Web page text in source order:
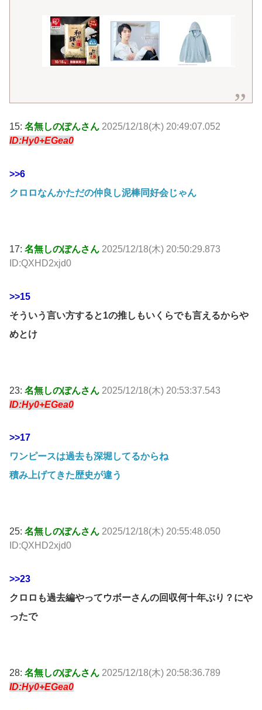
15: 名無しのぽんさん 2025/12/18(木) 20:49:07.052
ID:Hy0+EGea0
>>6
クロロなんかただの仲良し泥棒同好会じゃん
17: 名無しのぽんさん 2025/12/18(木) 20:50:29.873
ID:QXHD2xjd0
>>15
そういう言い方すると1の推しもいくらでも言えるからや
めとけ
23: 名無しのぽんさん 2025/12/18(木) 20:53:37.543
ID:Hy0+EGea0
>>17
ワンピースは過去も深堀してるからね
積み上げてきた歴史が違う
25: 名無しのぽんさん 2025/12/18(木) 20:55:48.050
ID:QXHD2xjd0
>>23
クロロも過去編やってウボーさんの回収何十年ぶり？にや
ったで
28: 名無しのぽんさん 2025/12/18(木) 20:58:36.789
ID:Hy0+EGea0